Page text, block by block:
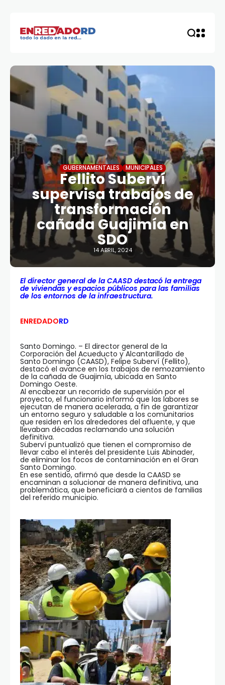
GUBERNAMENTALES MUNICIPALES
Fellito Suberví
supervisa trabajos de
transformación
cañada Guajimía en
SDO
14 ABRIL, 2024
El director general de la CAASD destacó la entrega
de viviendas y espacios públicos para las familias
de los entornos de la infraestructura.
ENREDADORD
Santo Domingo. – El director general de la
Corporación del Acueducto y Alcantarillado de
Santo Domingo (CAASD), Felipe Suberví (Fellito),
destacó el avance en los trabajos de remozamiento
de la cañada de Guajimía, ubicada en Santo
Domingo Oeste.
Al encabezar un recorrido de supervisión por el
proyecto, el funcionario informó que las labores se
ejecutan de manera acelerada, a fin de garantizar
un entorno seguro y saludable a los comunitarios
que residen en los alrededores del afluente, y que
llevaban décadas reclamando una solución
definitiva.
Suberví puntualizó que tienen el compromiso de
llevar cabo el interés del presidente Luis Abinader,
de eliminar los focos de contaminación en el Gran
Santo Domingo.
En ese sentido, afirmó que desde la CAASD se
encaminan a solucionar de manera definitiva, una
problemática, que beneficiará a cientos de familias
del referido municipio.